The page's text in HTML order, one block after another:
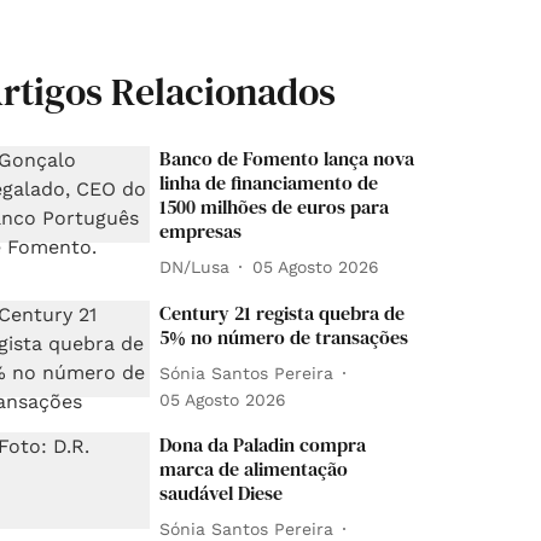
Relacionados
Banco de Fomento lança nova
linha de financiamento de
1500 milhões de euros para
empresas
DN/Lusa 05 Agosto 2026
Century 21 regista quebra de
5% no número de transações
Sónia Santos Pereira
05 Agosto 2026
Dona da Paladin compra
marca de alimentação
saudável Diese
Sónia Santos Pereira